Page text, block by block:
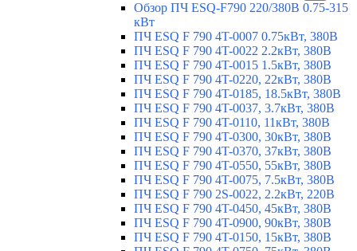
Обзор ПЧ ESQ-F790 220/380В 0.75-315
кВт
ПЧ ESQ F 790 4T-0007 0.75кВт, 380В
ПЧ ESQ F 790 4T-0022 2.2кВт, 380В
ПЧ ESQ F 790 4T-0015 1.5кВт, 380В
ПЧ ESQ F 790 4T-0220, 22кВт, 380В
ПЧ ESQ F 790 4T-0185, 18.5кВт, 380В
ПЧ ESQ F 790 4T-0037, 3.7кВт, 380В
ПЧ ESQ F 790 4T-0110, 11кВт, 380В
ПЧ ESQ F 790 4T-0300, 30кВт, 380В
ПЧ ESQ F 790 4T-0370, 37кВт, 380В
ПЧ ESQ F 790 4T-0550, 55кВт, 380В
ПЧ ESQ F 790 4T-0075, 7.5кВт, 380В
ПЧ ESQ F 790 2S-0022, 2.2кВт, 220В
ПЧ ESQ F 790 4T-0450, 45кВт, 380В
ПЧ ESQ F 790 4T-0900, 90кВт, 380В
ПЧ ESQ F 790 4T-0150, 15кВт, 380В